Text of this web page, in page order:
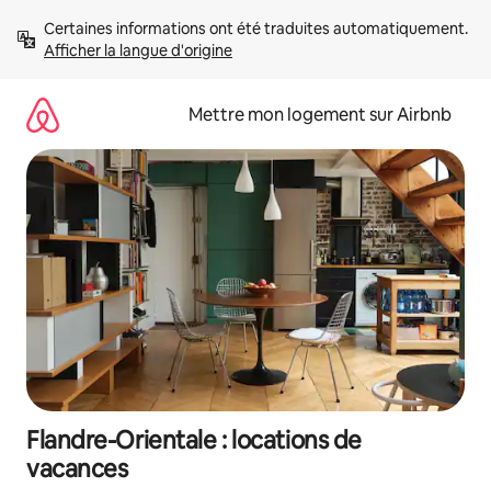
directement
Afficher la langue d'origine
Mettre mon logement sur Airbnb
Flandre-Orientale : locations de
vacances